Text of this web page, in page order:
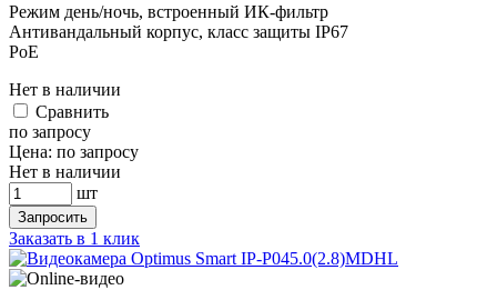
Режим день/ночь, встроенный ИК-фильтр
Антивандальный корпус, класс защиты IР67
PoE
Нет в наличии
Cравнить
по запросу
Цена: по запросу
Нет в наличии
шт
Запросить
Заказать в 1 клик